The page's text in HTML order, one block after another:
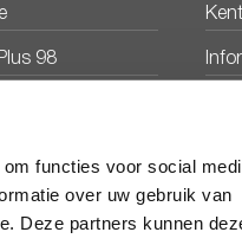
functies voor social
over uw gebruik van
Deze partners kunnen
98